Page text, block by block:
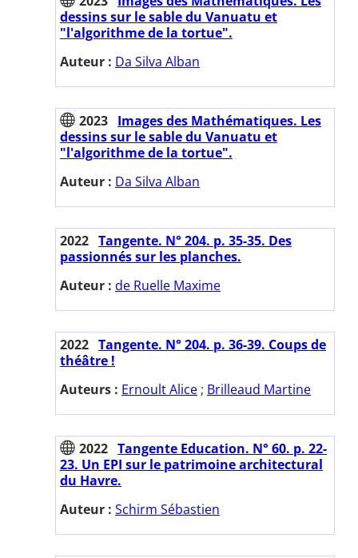
dessins sur le sable du Vanuatu et
"l'algorithme de la tortue".
Auteur : Da Silva Alban
2023 Images des Mathématiques. Les
dessins sur le sable du Vanuatu et
"l'algorithme de la tortue".
Auteur : Da Silva Alban
2022 Tangente. N° 204. p. 35-35. Des
passionnés sur les planches.
Auteur : de Ruelle Maxime
2022 Tangente. N° 204. p. 36-39. Coups de
théâtre !
Auteurs : Ernoult Alice ; Brilleaud Martine
2022 Tangente Education. N° 60. p. 22-
23. Un EPI sur le patrimoine architectural
du Havre.
Auteur : Schirm Sébastien